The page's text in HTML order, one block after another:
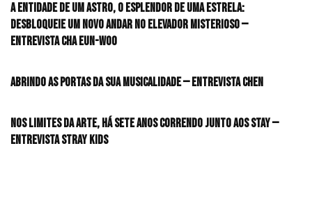
A entidade de um astro, o esplendor de uma estrela:
desbloqueie um novo andar no elevador misterioso —
Entrevista CHA EUN-WOO
Abrindo as portas da sua musicalidade — Entrevista CHEN
Nos limites da arte, há sete anos correndo junto aos STAY —
Entrevista Stray Kids